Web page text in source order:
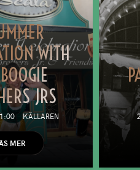
WITH
JRS
KÄLLAREN
MER